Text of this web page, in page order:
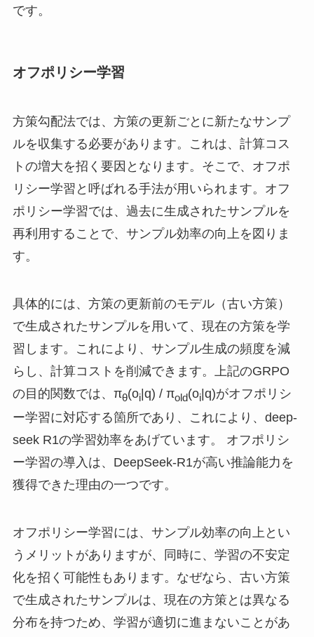
です。
オフポリシー学習
方策勾配法では、方策の更新ごとに新たなサンプ
ルを収集する必要があります。これは、計算コス
トの増大を招く要因となります。そこで、オフポ
リシー学習と呼ばれる手法が用いられます。オフ
ポリシー学習では、過去に生成されたサンプルを
再利用することで、サンプル効率の向上を図りま
す。
具体的には、方策の更新前のモデル（古い方策）
で生成されたサンプルを用いて、現在の方策を学
習します。これにより、サンプル生成の頻度を減
らし、計算コストを削減できます。上記のGRPO
の目的関数では、πθ(oi|q) / πold(oi|q)がオフポリシ
ー学習に対応する箇所であり、これにより、deep-
seek R1の学習効率をあげています。 オフポリシ
ー学習の導入は、DeepSeek-R1が高い推論能力を
獲得できた理由の一つです。
オフポリシー学習には、サンプル効率の向上とい
うメリットがありますが、同時に、学習の不安定
化を招く可能性もあります。なぜなら、古い方策
で生成されたサンプルは、現在の方策とは異なる
分布を持つため、学習が適切に進まないことがあ